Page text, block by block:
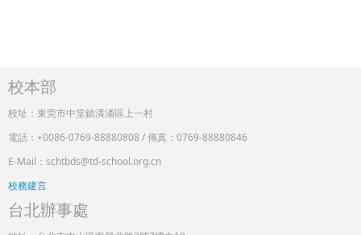
校本部
校址：東莞市中堂鎮潢涌區上一村
電話：+0086-0769-88880808 / 傳真：0769-88880846
E-Mail：schtbds@td-school.org.cn
校務建言
台北辦事處